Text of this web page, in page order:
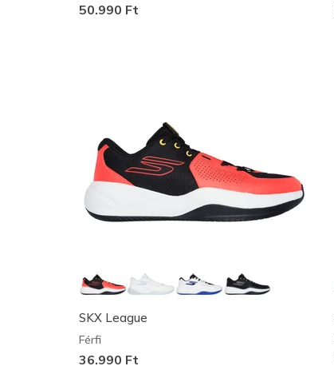
50.990 Ft
SKX League
Férfi
36.990 Ft